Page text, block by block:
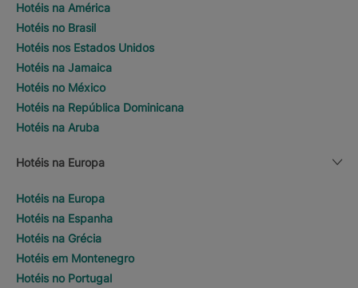
Hotéis na América
Hotéis no Brasil
Hotéis nos Estados Unidos
Hotéis na Jamaica
Hotéis no México
Hotéis na República Dominicana
Hotéis na Aruba
Hotéis na Europa
Hotéis na Europa
Hotéis na Espanha
Hotéis na Grécia
Hotéis em Montenegro
Hotéis no Portugal